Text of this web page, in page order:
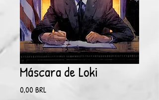
Máscara de Loki
0,00 BRLPrecio